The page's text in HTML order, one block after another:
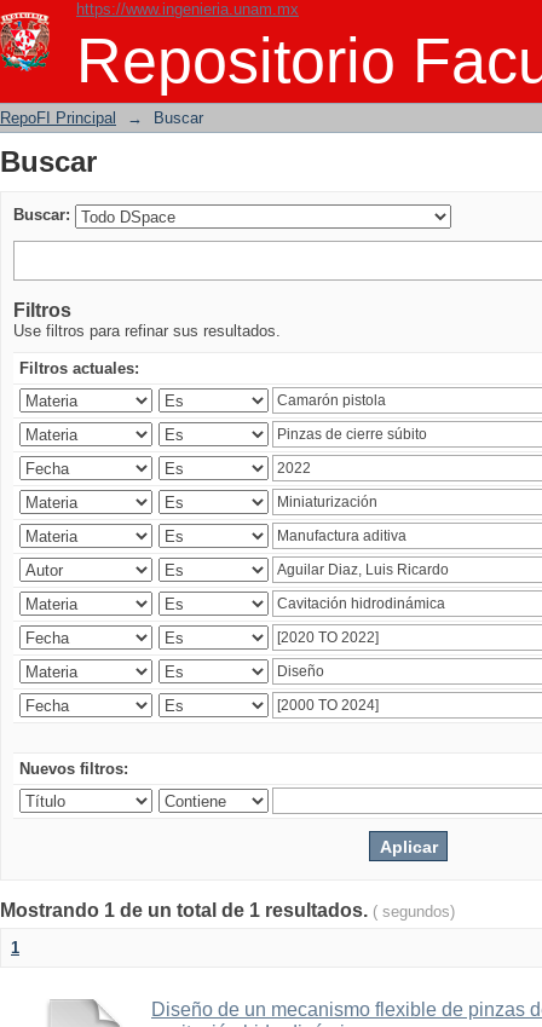
https://www.ingenieria.unam.mx
Repositorio
Buscar
RepoFI Principal → Buscar
Buscar
Buscar:
Filtros
Use filtros para refinar sus resultados.
Filtros actuales:
Nuevos filtros:
Mostrando 1 de un total de 1 resultados. ( segundos)
1
Diseño de un mecanismo flexible de pinzas